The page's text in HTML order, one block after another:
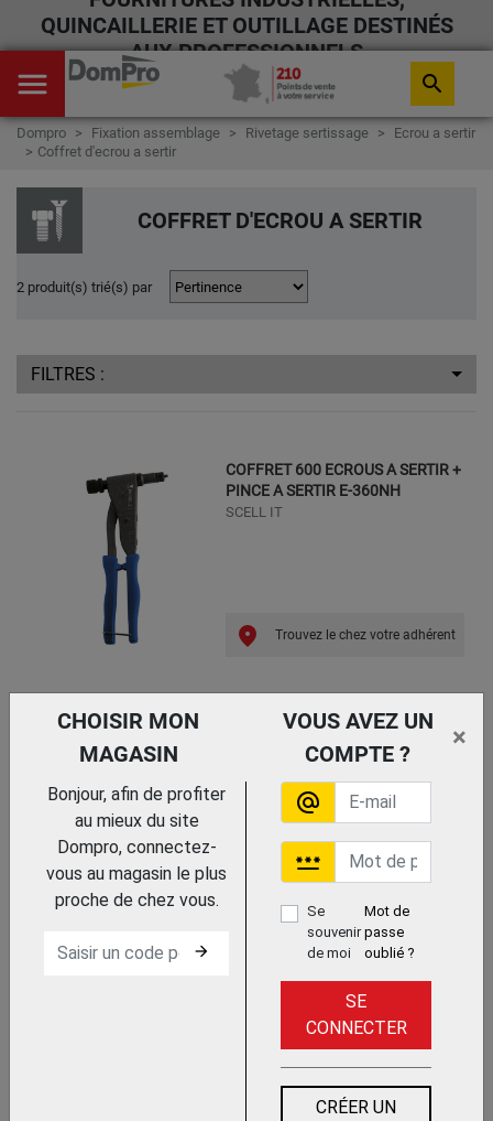
QUINCAILLERIE ET OUTILLAGE DESTINÉS
AUX PROFESSIONNELS
menu search
Dompro Fixation assemblage Rivetage sertissage
Ecrou a sertir
Coffret d'ecrou a sertir
COFFRET D'ECROU A SERTIR
2 produit(s) trié(s) par
FILTRES :
COFFRET 600 ECROUS A SERTIR +
PINCE A SERTIR E-360NH
SCELL IT
Trouvez le chez votre adhérent
ASSORTIMENT D'ECROUS GO 360
Trouvez le chez votre adhérent
CHOISIR MON
MAGASIN
VOUS AVEZ UN
COMPTE ?
×
Bonjour, afin de profiter
au mieux du site
Dompro, connectez-
vous au magasin le plus
proche de chez vous.
arrow_forward
alternate_email
password
Se
souvenir
de moi
Mot de
passe
oublié ?
SE
CONNECTER
CRÉER UN